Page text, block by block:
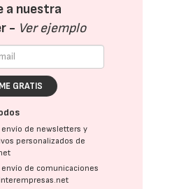
a nuestra
- Ver ejemplo
GRATIS
de newsletters y
personalizados de
de comunicaciones